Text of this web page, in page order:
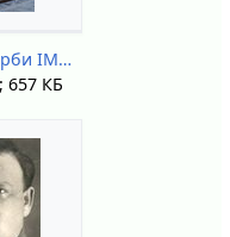
Камень скорби IMG 8365.jpg
657 КБ